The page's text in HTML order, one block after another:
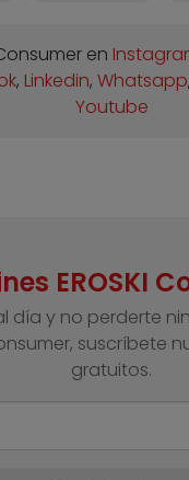
en
, Linkedin, Whatsapp,
Youtube
EROSKI
día y no perderte
suscríbete
gratuitos.